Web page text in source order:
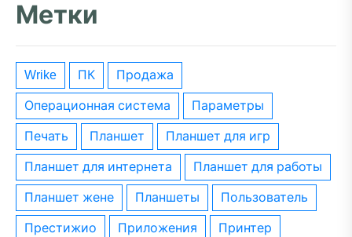
Метки
wrike ПК Продажа
операционная система параметры
печать планшет планшет для игр
планшет для интернета планшет для работы
планшет жене планшеты пользователь
престижио приложения принтер